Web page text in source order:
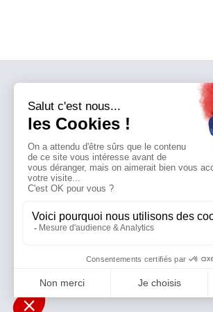
QUI SOMMES-NOUS?MENTIONS LÉGALES
Suivez toutes nos actualités !
NEWSLETTER